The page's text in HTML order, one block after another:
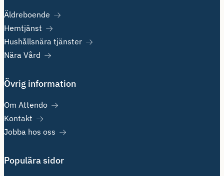
Äldreboende
Hemtjänst
Hushållsnära tjänster
Nära Vård
Övrig information
Om Attendo
Kontakt
Jobba hos oss
Populära sidor